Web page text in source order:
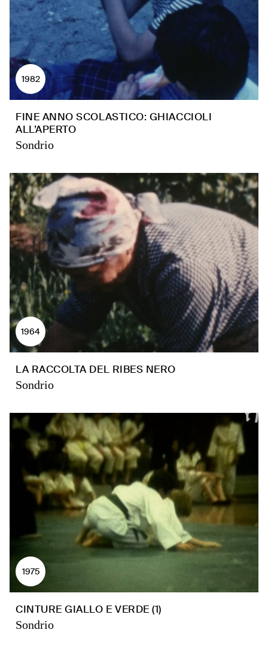
1982
FINE ANNO SCOLASTICO: GHIACCIOLI
ALL’APERTO
Sondrio
1964
LA RACCOLTA DEL RIBES NERO
Sondrio
1975
CINTURE GIALLO E VERDE (1)
Sondrio